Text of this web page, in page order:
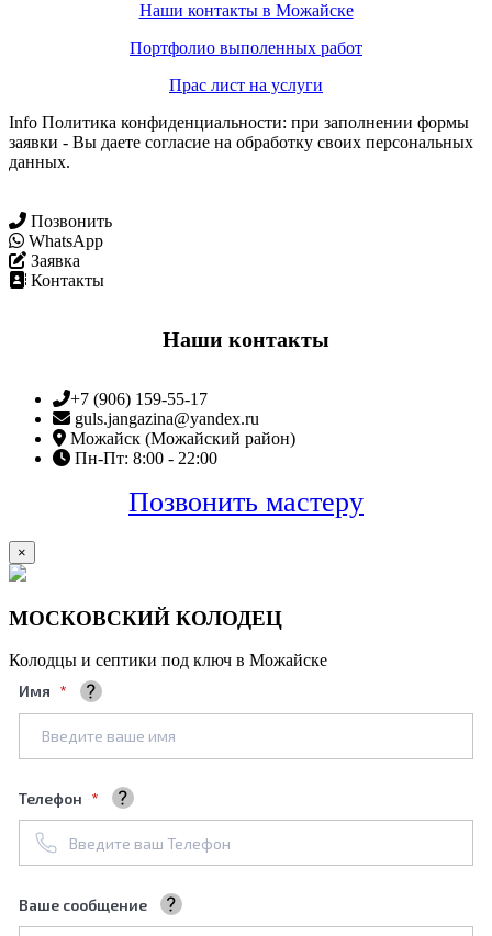
Наши контакты в Можайске
Портфолио выполенных работ
Прас лист на услуги
Info Политика конфиденциальности: при заполнении формы
заявки - Вы даете согласие на обработку своих персональных
данных.
Позвонить
WhatsApp
Заявка
Контакты
Наши контакты
+7 (906) 159-55-17
guls.jangazina@yandex.ru
Можайск (Можайский район)
Пн-Пт: 8:00 - 22:00
Позвонить мастеру
×
МОСКОВСКИЙ КОЛОДЕЦ
Колодцы и септики под ключ в Можайске
Имя
Телефон
Ваше сообщение